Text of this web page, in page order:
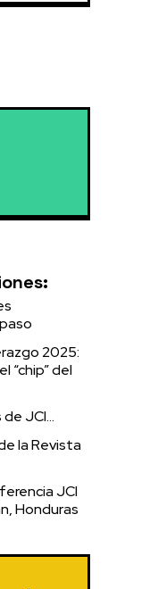
2025:
“chip” del
de JCI…
la Revista
JCI
Honduras